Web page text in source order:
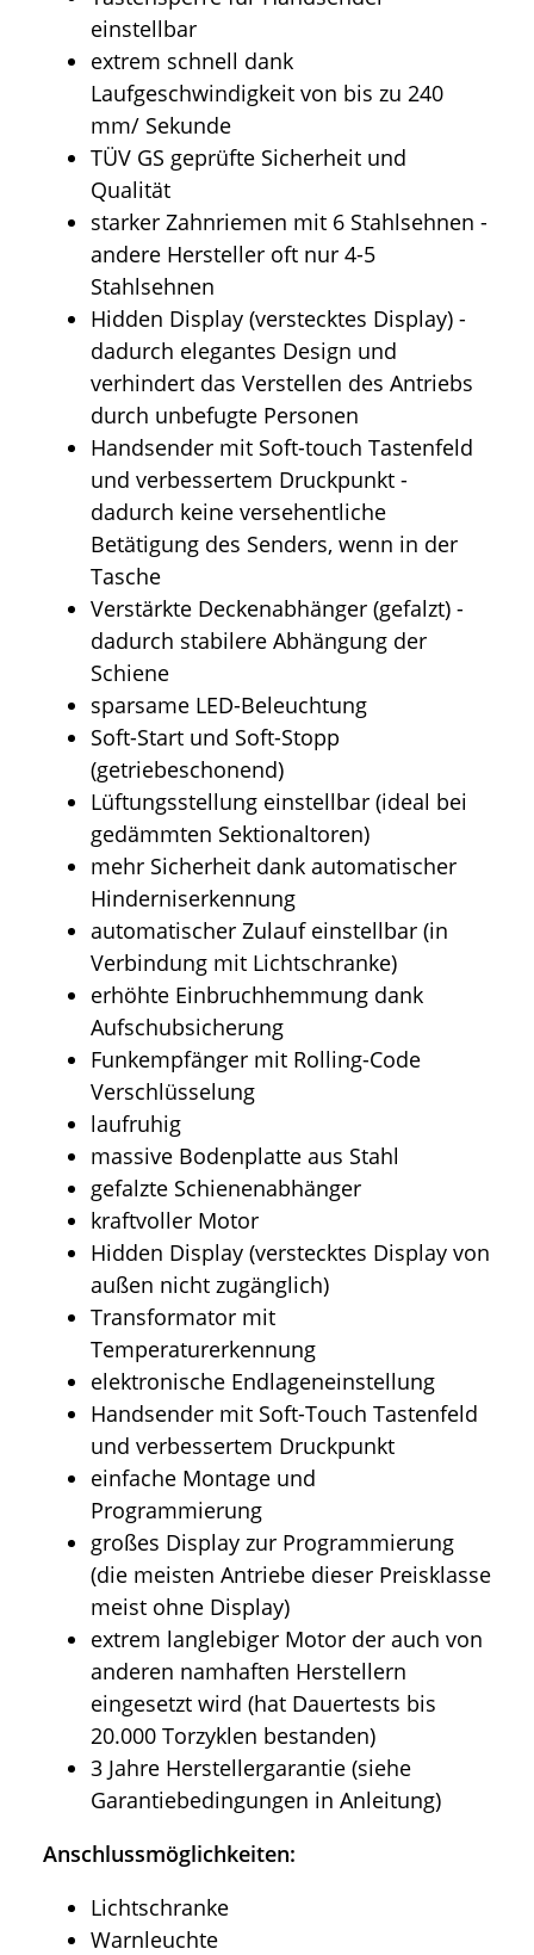
einstellbar
extrem schnell dank
Laufgeschwindigkeit von bis zu 240
mm/ Sekunde
TÜV GS geprüfte Sicherheit und
Qualität
starker Zahnriemen mit 6 Stahlsehnen -
andere Hersteller oft nur 4-5
Stahlsehnen
Hidden Display (verstecktes Display) -
dadurch elegantes Design und
verhindert das Verstellen des Antriebs
durch unbefugte Personen
Handsender mit Soft-touch Tastenfeld
und verbessertem Druckpunkt -
dadurch keine versehentliche
Betätigung des Senders, wenn in der
Tasche
Verstärkte Deckenabhänger (gefalzt) -
dadurch stabilere Abhängung der
Schiene
sparsame LED-Beleuchtung
Soft-Start und Soft-Stopp
(getriebeschonend)
Lüftungsstellung einstellbar (ideal bei
gedämmten Sektionaltoren)
mehr Sicherheit dank automatischer
Hinderniserkennung
automatischer Zulauf einstellbar (in
Verbindung mit Lichtschranke)
erhöhte Einbruchhemmung dank
Aufschubsicherung
Funkempfänger mit Rolling-Code
Verschlüsselung
laufruhig
massive Bodenplatte aus Stahl
gefalzte Schienenabhänger
kraftvoller Motor
Hidden Display (verstecktes Display von
außen nicht zugänglich)
Transformator mit
Temperaturerkennung
elektronische Endlageneinstellung
Handsender mit Soft-Touch Tastenfeld
und verbessertem Druckpunkt
einfache Montage und
Programmierung
großes Display zur Programmierung
(die meisten Antriebe dieser Preisklasse
meist ohne Display)
extrem langlebiger Motor der auch von
anderen namhaften Herstellern
eingesetzt wird (hat Dauertests bis
20.000 Torzyklen bestanden)
3 Jahre Herstellergarantie (siehe
Garantiebedingungen in Anleitung)
Anschlussmöglichkeiten:
Lichtschranke
Warnleuchte